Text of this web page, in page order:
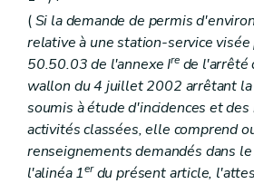
(Si la demande de permis
relative à une station-service
50.50.03 de l'annexe Irede l'arrêté
wallon du 4 juillet 2002 arrêtant
soumis à étude d'incidences et
activités classées, elle comprend
renseignements demandés dans
l'alinéa 1erdu présent article,